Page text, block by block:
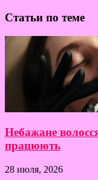
Статьи по теме
Небажане
працюють
28 июля, 2026